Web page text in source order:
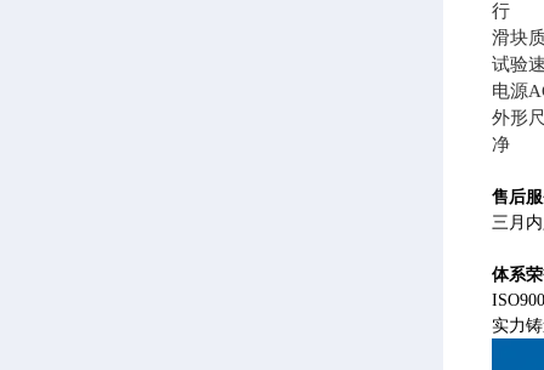
行
滑块
试验
电源
外形
净
售后
三月
体系
实力